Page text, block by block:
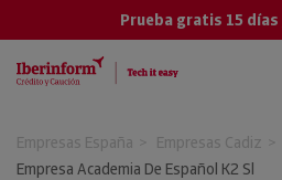
Prueba gratis 15 días
Empresas España Empresas Cadiz
Empresa Academia De Español K2 Sl